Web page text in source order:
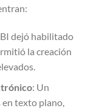
dejó habilitado
la creación
: Un
texto plano,